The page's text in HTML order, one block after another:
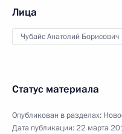
Лица
Чубайс Анатолий Борисович
Статус материала
Опубликован в разделах:
Дата публикации:22 марта